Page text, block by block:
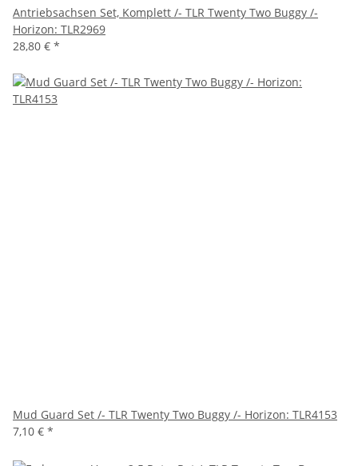
Antriebsachsen Set, Komplett /- TLR Twenty Two Buggy /-
Horizon: TLR2969
28,80 € *
Mud Guard Set /- TLR Twenty Two Buggy /- Horizon: TLR4153
7,10 € *